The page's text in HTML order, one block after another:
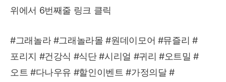
위에서 6번째줄 링크 클릭
#그래놀라 #그래놀라몰 #원데이모어 #뮤즐리 #
포리지 #건강식 #식단 #시리얼 #귀리 #오트밀 #
오트 #다나우유 #할인이벤트 #가정의달 #